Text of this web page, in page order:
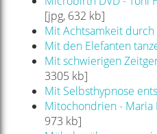
[jpg, 632 kb]
Mit Achtsamkeit durch
Mit den Elefanten
Mit schwierigen
3305 kb]
Mit Selbsthypnose
Mitochondrien - Maria
973 kb]